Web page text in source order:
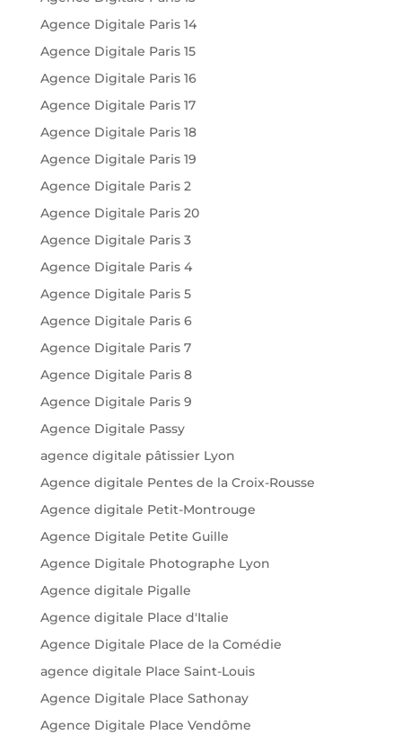
Agence Digitale Paris 14
Agence Digitale Paris 15
Agence Digitale Paris 16
Agence Digitale Paris 17
Agence Digitale Paris 18
Agence Digitale Paris 19
Agence Digitale Paris 2
Agence Digitale Paris 20
Agence Digitale Paris 3
Agence Digitale Paris 4
Agence Digitale Paris 5
Agence Digitale Paris 6
Agence Digitale Paris 7
Agence Digitale Paris 8
Agence Digitale Paris 9
Agence Digitale Passy
agence digitale pâtissier Lyon
Agence digitale Pentes de la Croix-Rousse
Agence digitale Petit-Montrouge
Agence Digitale Petite Guille
Agence Digitale Photographe Lyon
Agence digitale Pigalle
Agence digitale Place d'Italie
Agence Digitale Place de la Comédie
agence digitale Place Saint-Louis
Agence Digitale Place Sathonay
Agence Digitale Place Vendôme